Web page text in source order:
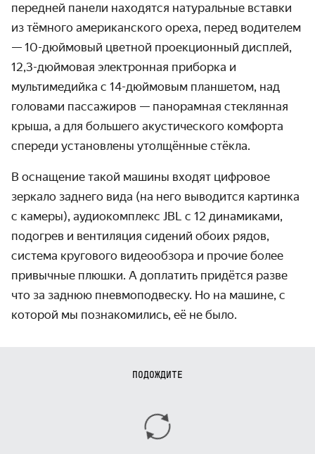
передней панели находятся натуральные вставки
из тёмного американского ореха, перед водителем
— 10-дюймовый цветной проекционный дисплей,
12,3-дюймовая электронная приборка и
мультимедийка с 14-дюймовым планшетом, над
головами пассажиров — панорамная стеклянная
крыша, а для большего акустического комфорта
спереди установлены утолщённые стёкла.
В оснащение такой машины входят цифровое
зеркало заднего вида (на него выводится картинка
с камеры), аудиокомплекс JBL с 12 динамиками,
подогрев и вентиляция сидений обоих рядов,
система кругового видеообзора и прочие более
привычные плюшки. А доплатить придётся разве
что за заднюю пневмоподвеску. Но на машине, с
которой мы познакомились, её не было.
ПОДОЖДИТЕ